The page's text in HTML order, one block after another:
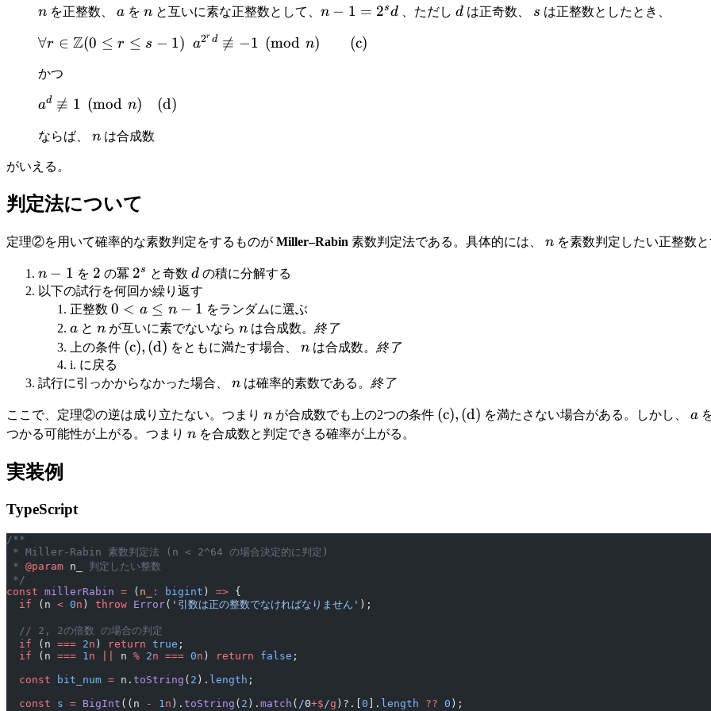
n
n を正整数、 a
a を n
n と互いに素な正整数として、 n-1 =
n − 1 = 2sd 、ただしd
d は正奇数、 s
s は正整数としたとき、
\forall r \in
(0 ≤ r ≤ s-1)\
\ a^{2^r d}
\not\equiv
{-1} \pmod n
\mathrm{(c)}
∀r ∈ Z(0 ≤ r ≤ s − 1) a2r d 
≡ −1 (mod n) (c)
かつ
a^d
\pmod n
\quad
\mathrm{(d)}
ad 
≡ 1 (mod n) (d)
ならば、 n
n は合成数
がいえる。
判定法について
定理②を用いて確率的な素数判定をするものが Miller–Rabin 素数判定法である。具体的には、 n
n を素数判定したい正整数
n-
1
n − 1 を 2
2 の冪 2^s
2s と奇数 d
dの積に分解する
以下の試行を何回か繰り返す
正整数 0
<
a
\le
n-
0 < a ≤ n − 1 をランダムに選ぶ
a
a と n
n が互いに素でないなら n
n は合成数。 終了
上の条件 \mathrm{(c)},
(c), (d) をともに満たす場合、n
n は合成数。 終了
i. に戻る
試行に引っかからなかった場合、 n
n は確率的素数である。 終了
ここで、定理②の逆は成り立たない。つまり n
n が合成数でも上の2つの条件 \mathrm{(c)},
(c), (d) を満たさない場合がある。しかし、a
a
つかる可能性が上がる。つまり n
n を合成数と判定できる確率が上がる。
実装例
TypeScript
/**
* Miller-Rabin 素数判定法 (n < 2^64 の場合決定的に判定)
* @param n_
判定したい整数
*/
const millerRabin = ( n_ : bigint ) => {
  if
(n < 0n ) throw Error( '引数は正の整数でなければなりません' );
  // 2, 2の倍数 の場合の判定
  if
(n === 2n ) return true ;
  if
(n === 1 n n % 2n === 0n ) return false ;
  const
bit_num = n. toString ( 2 ). length ;
  const
s = BigInt ((n - 1 n ). toString ( 2 ). match ( /0+$ /g )?.[ 0 ]. length ?? 0 );